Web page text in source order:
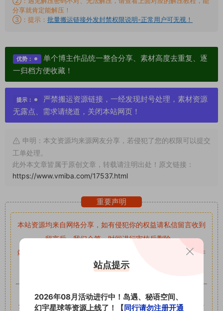
分享就肯定能解压！
③：提示： 批量搬运链接外发封禁权限说明-正常用户可无视！
优势：
单个博主作品统一整合分享、素材高度去重复、逐
一归档方便收藏！
提示：
严禁搬运资源链接，一经发现封号处理，素材资源
无露点、需求请绕道，关闭本站网页！
申明：本文资源均来源网友分享，若侵犯了您的权限可以提交
工单处理。
此外本文章皆属于原创文章，转载请注明出处！原文链接：
https://www.vmiba.com/17537.html
重要声明
本站资源均来自网络分享，如有侵犯你的权益请私信留言收到
留言后，我们会第一时间进行审核后删除。
站内资源为网友个人学习或测试研究使用，未经原版权作者许
可,禁止用于任何商业途径！请在下载24小时内删除！
如果遇到付费才可获取的素材，建议升级对应的VIP。
全站付费素材可提供补档服务 均有备份”，素材以主流网盘分
站点提示
2026年08月活动进行中！岛遇、秘语空间、
幻宇星球等资源上线了！【同行请勿注册开通